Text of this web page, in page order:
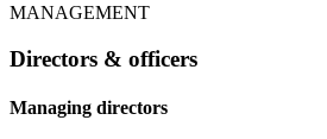
MANAGEMENT
Directors & officers
Managing directors